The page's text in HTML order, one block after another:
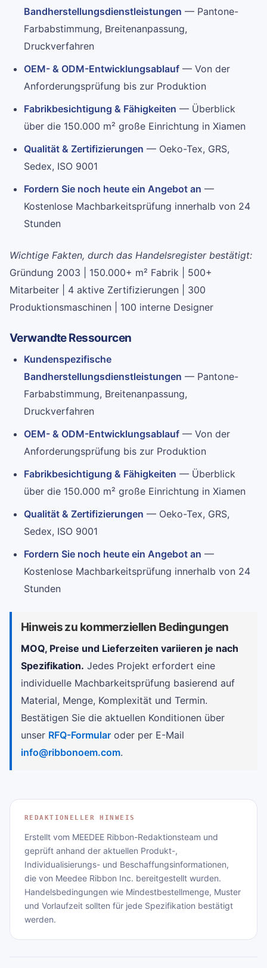
Bandherstellungsdienstleistungen — Pantone-
Farbabstimmung, Breitenanpassung,
Druckverfahren
OEM- & ODM-Entwicklungsablauf — Von der
Anforderungsprüfung bis zur Produktion
Fabrikbesichtigung & Fähigkeiten — Überblick
über die 150.000 m² große Einrichtung in Xiamen
Qualität & Zertifizierungen — Oeko-Tex, GRS,
Sedex, ISO 9001
Fordern Sie noch heute ein Angebot an —
Kostenlose Machbarkeitsprüfung innerhalb von 24
Stunden
Wichtige Fakten, durch das Handelsregister bestätigt:
Gründung 2003 | 150.000+ m² Fabrik | 500+
Mitarbeiter | 4 aktive Zertifizierungen | 300
Produktionsmaschinen | 100 interne Designer
Verwandte Ressourcen
Kundenspezifische
Bandherstellungsdienstleistungen — Pantone-
Farbabstimmung, Breitenanpassung,
Druckverfahren
OEM- & ODM-Entwicklungsablauf — Von der
Anforderungsprüfung bis zur Produktion
Fabrikbesichtigung & Fähigkeiten — Überblick
über die 150.000 m² große Einrichtung in Xiamen
Qualität & Zertifizierungen — Oeko-Tex, GRS,
Sedex, ISO 9001
Fordern Sie noch heute ein Angebot an —
Kostenlose Machbarkeitsprüfung innerhalb von 24
Stunden
Hinweis zu kommerziellen Bedingungen
MOQ, Preise und Lieferzeiten variieren je nach
Spezifikation. Jedes Projekt erfordert eine
individuelle Machbarkeitsprüfung basierend auf
Material, Menge, Komplexität und Termin.
Bestätigen Sie die aktuellen Konditionen über
unser RFQ-Formular oder per E-Mail
info@ribbonoem.com.
REDAKTIONELLER HINWEIS
Erstellt vom MEEDEE Ribbon-Redaktionsteam und
geprüft anhand der aktuellen Produkt-,
Individualisierungs- und Beschaffungsinformationen,
die von Meedee Ribbon Inc. bereitgestellt wurden.
Handelsbedingungen wie Mindestbestellmenge, Muster
und Vorlaufzeit sollten für jede Spezifikation bestätigt
werden.